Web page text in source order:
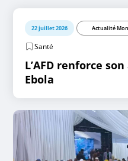
22 juillet 2026 Actualité
Santé
L’AFD renforce
Ebola